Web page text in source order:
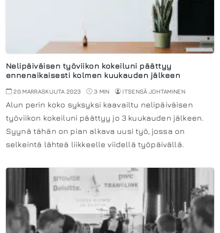
Nelipäiväisen työviikon kokeiluni päättyy
ennenaikaisesti kolmen kuukauden jälkeen
20 MARRASKUUTA 2023 3 MIN ITSENSÄ JOHTAMINEN
Alun perin koko syksyksi kaavailtu nelipäiväisen
työviikon kokeiluni päättyy jo 3 kuukauden jälkeen.
Syynä tähän on pian alkava uusi työ, jossa on
selkeintä lähteä liikkeelle viidellä työpäivällä.